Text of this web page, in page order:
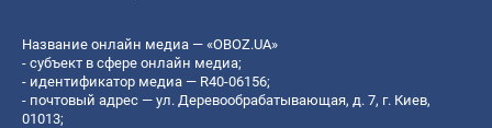
Название онлайн медиа — «OBOZ.UA»
- субъект в сфере онлайн медиа;
- идентификатор медиа — R40-06156;
- почтовый адрес — ул. Деревообрабатывающая, д. 7, г. Киев,
01013;